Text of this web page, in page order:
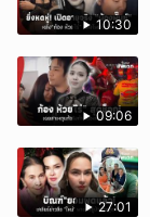
10:30
09:06
27:01